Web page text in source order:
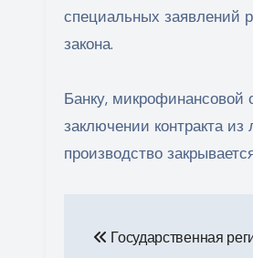
специальных заявлений
закона.
Банку,
заключении контракта
производство
по
Государственная